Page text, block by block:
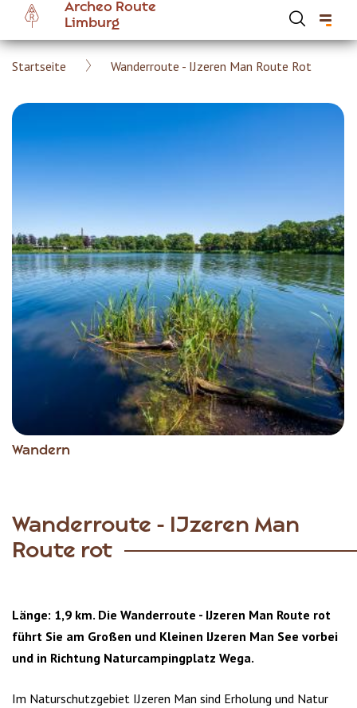
main
content
Archeo Route
Limburg
Breadcrumb
Startseite Wanderroute - IJzeren Man Route Rot
Wandern
Wanderroute - IJzeren Man
Route rot
Länge: 1,9 km. Die Wanderroute - IJzeren Man Route rot
führt Sie am Großen und Kleinen IJzeren Man See vorbei
und in Richtung Naturcampingplatz Wega.
Im Naturschutzgebiet IJzeren Man sind Erholung und Natur